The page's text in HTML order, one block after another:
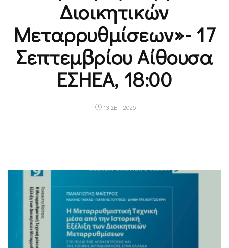
Διοικητικών
Μεταρρυθμίσεων»- 17
Σεπτεμβρίου Αίθουσα
ΕΣΗΕΑ, 18:00
13 ΣΕΠ 2025